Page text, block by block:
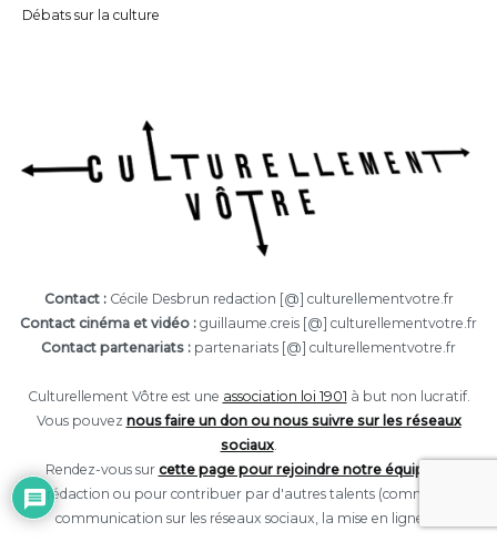
Débats sur la culture
Contact :Cécile Desbrun redaction [@] culturellementvotre.fr
Contact cinéma et vidéo : guillaume.creis [@] culturellementvotre.fr
Contact partenariats : partenariats [@] culturellementvotre.fr
Culturellement Vôtre est une association loi 1901 à but non lucratif.
Vous pouvez nous faire un don ou nous suivre sur les réseaux
sociaux.
Rendez-vous sur cette page pour rejoindre notre équipe
rédaction ou pour contribuer par d'autres talents (comme la
communication sur les réseaux sociaux, la mise en ligne...).